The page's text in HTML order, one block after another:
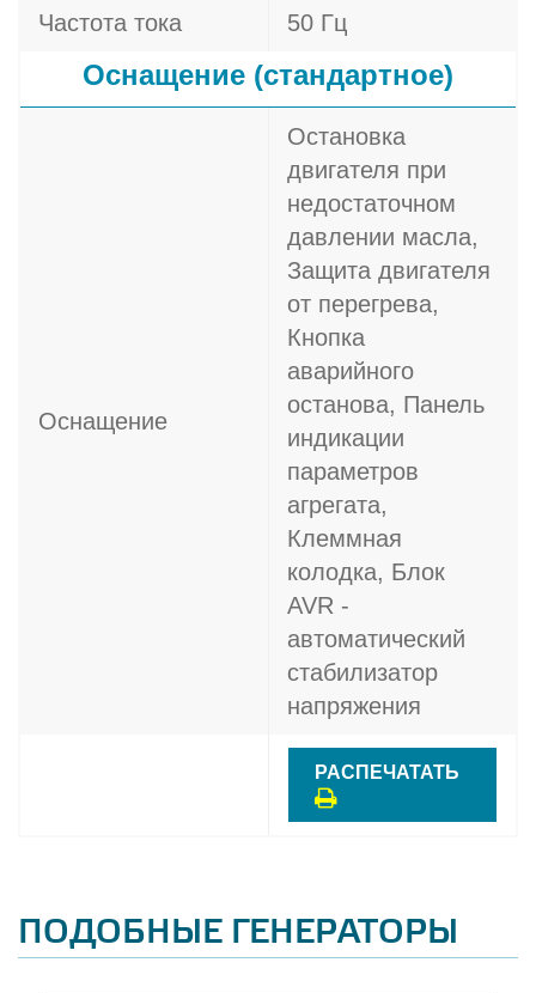
Частота тока 50 Гц
Оснащение (стандартное)
Оснащение
Остановка
двигателя при
недостаточном
давлении масла,
Защита двигателя
от перегрева,
Кнопка
аварийного
останова, Панель
индикации
параметров
агрегата,
Клеммная
колодка, Блок
AVR -
автоматический
стабилизатор
напряжения
РАСПЕЧАТАТЬ
ПОДОБНЫЕ ГЕНЕРАТОРЫ